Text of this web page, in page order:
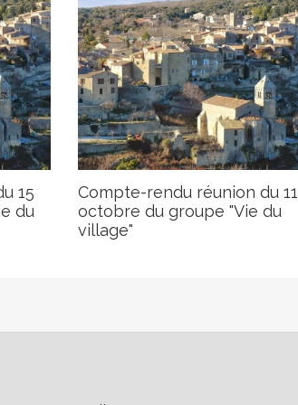
15
du
Compte-rendu réunion du 11
octobre du groupe "Vie du
village"